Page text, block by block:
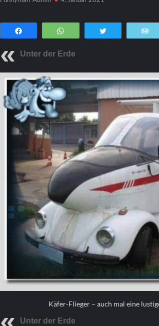
WhatsApp
Unter der Erde
Käfer-Flieger – auch mal eine
Unter der Erde